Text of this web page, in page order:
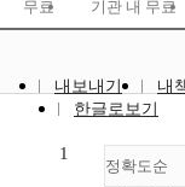
무료 기관 내 무료
내보내기
내
한글로보기
정확도순
1